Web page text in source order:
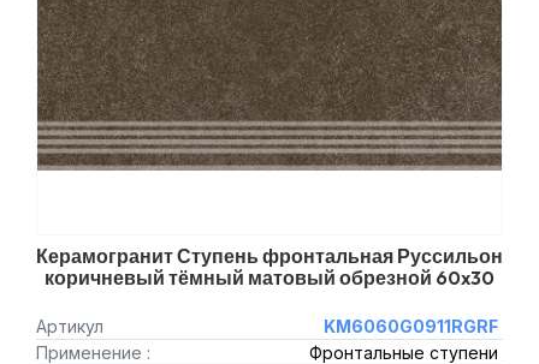
Керамогранит Ступень фронтальная Руссильон
коричневый тёмный матовый обрезной 60x30
Артикул
KM6060G0911RGRF
Применение :
Фронтальные ступени